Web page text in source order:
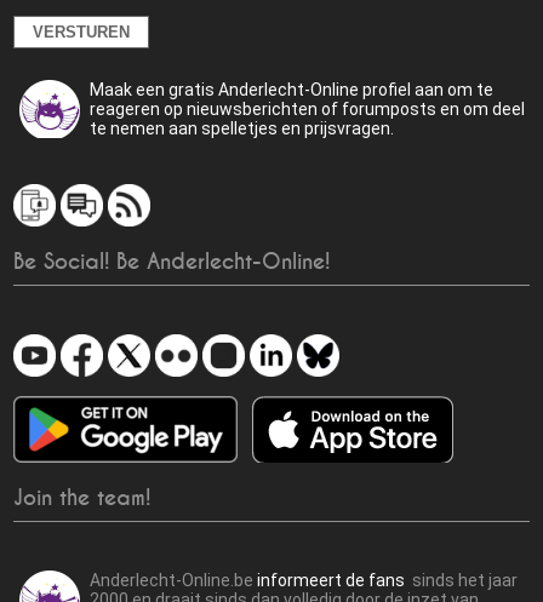
Maak een gratis Anderlecht-Online profiel aan om te
reageren op nieuwsberichten of forumposts en om deel
te nemen aan spelletjes en prijsvragen.
Be Social! Be Anderlecht-Online!
Join the team!
Anderlecht-Online.beinformeert de fans sinds het jaar